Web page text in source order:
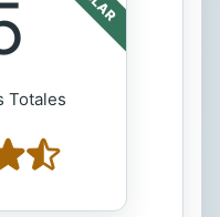
Totales